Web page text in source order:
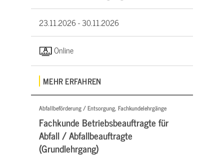
23.11.2026 -30.11.2026
Online
MEHR ERFAHREN
Abfallbeförderung / Entsorgung, Fachkundelehrgänge
Fachkunde Betriebsbeauftragte für
Abfall / Abfallbeauftragte
(Grundlehrgang)